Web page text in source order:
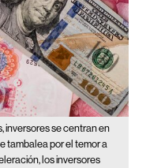
inversores se centran en
tambalea por el temor a
los inversores